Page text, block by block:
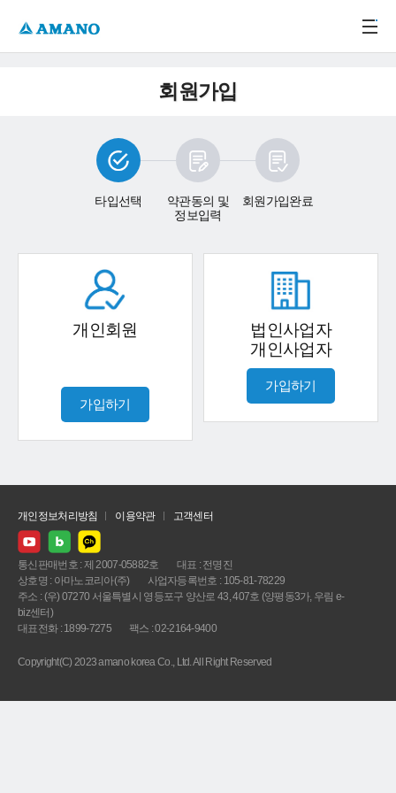
회원가입
타입선택
약관동의 및
정보입력
회원가입완료
개인회원
가입하기
법인사업자
개인사업자
가입하기
개인정보처리방침 이용약관 고객센터
통신판매번호 : 제 2007-05882호
대표 : 전명진
상호명 : 아마노코리아(주)
사업자등록번호 : 105-81-78229
주소 : (우) 07270 서울특별시 영등포구 양산로 43, 407호 (양평동3가, 우림 e-
biz센터)
대표전화 : 1899-7275
팩스 : 02-2164-9400
Copyright(C) 2023 amano korea Co., Ltd. All Right Reserved